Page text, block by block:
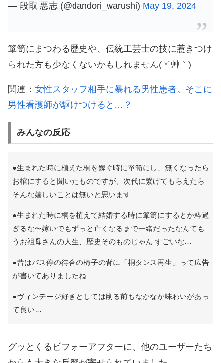
— 段取 悪志 (@dandori_warushi) May 19, 2024
箪笥にまつわる歴史や、伝統工芸士の技に惹きつけ
られた方も少なくないかもしれません( *´艸｀)
関連： 女性スタッフ相手に暴れる男性患者。そこに
男性看護師が駆けつけると…？
みんなの反応
●生まれた時に植えた桐を嫁ぐ時に箪笥にし、無くなったら
お棺にすると聞いたものですが、次代に繋げてもらえたら
そんな嬉しいことは無いと思います
●生まれた時に桐を植えて結婚する時に箪笥にするとか粋過
ぎるな〜嫁いでもずっと亡くなるまで一緒だったなんても
うお祖母さんの人生、歴史そのものじゃん すごいな…
●昔はバス停の待合の椅子の背に「桐タンス再生」って広告
が書いてありましたね
●ヴィンテージ好きとしては削る前もなかなか味わいがあっ
て良い…
グッとくるビフォーアフターに、他のユーザーたち